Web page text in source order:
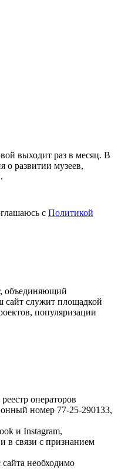
выходит раз в месяц. В
о развитии музеев,
с Политикой
объединяющий
сайт служит площадкой
популяризации
операторов
номер 77-25-290133,
и Instagram,
в связи с признанием
необходимо